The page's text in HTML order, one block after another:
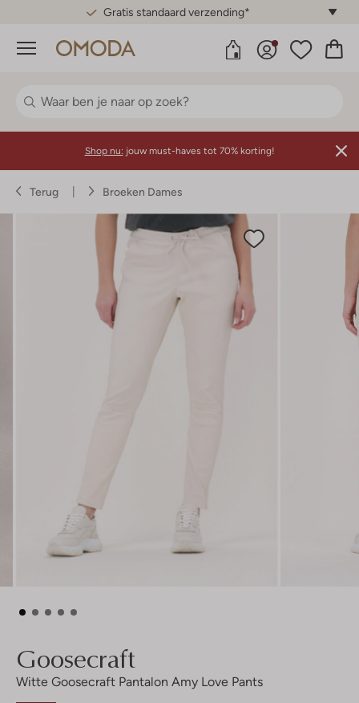
Gratis standaard verzending*
Menu
Shop nu: jouw must-haves tot 70% korting!
Terug Broeken Dames
Goosecraft
Witte Goosecraft Pantalon Amy Love Pants